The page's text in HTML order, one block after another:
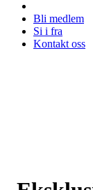
Bli medlem
Si i fra
Kontakt oss